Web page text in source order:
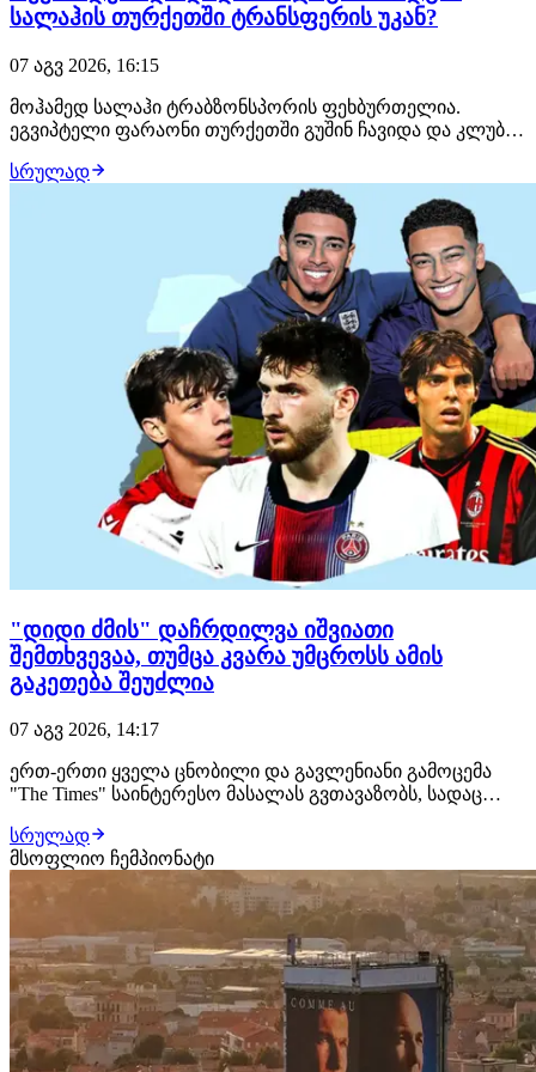
სალაჰის თურქეთში ტრანსფერის უკან?
07 აგვ 2026, 16:15
მოჰამედ სალაჰი ტრაბზონსპორის ფეხბურთელია.
ეგვიპტელი ფარაონი თურქეთში გუშინ ჩავიდა და კლუბმა
სალაჰის თურქეთში ჩასვლას გულშემატკივარი
მოუთმენლად ელოდა. გადაჭედილი სტადიონი, დიდი
იმედებით. მსგავსი დონის ფეხბურთელს ტრაბზონში ჯერ
სრულად
"დიდი ძმის" დაჩრდილვა იშვიათი
შემთხვევაა, თუმცა კვარა უმცროსს ამის
გაკეთება შეუძლია
07 აგვ 2026, 14:17
ერთ-ერთი ყველა ცნობილი და გავლენიანი გამოცემა
"The Times" საინტერესო მასალას გვთავაზობს, სადაც
თორნიკე კვარაცხელიებზეა გაკეთებული: უეფას
საკლუბო ტურნირებზე მისი პირველი თამაშიდან 10 წუთის
შემდეგ, დეჟა ვუ იგრძნობა. მოზარდი ბიჭი ბურთს…
სრულად
მსოფლიო ჩემპიონატი